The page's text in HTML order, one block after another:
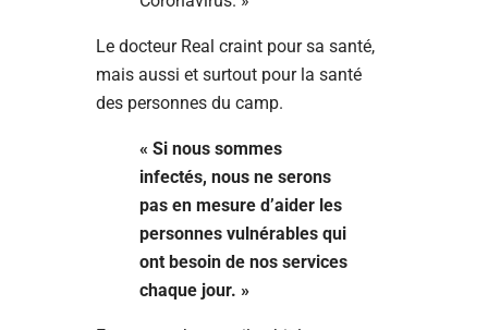
Le docteur Real craint pour sa santé,
mais aussi et surtout pour la santé
des personnes du camp.
« Si nous sommes
infectés, nous ne serons
pas en mesure d’aider les
personnes vulnérables qui
ont besoin de nos services
chaque jour. »